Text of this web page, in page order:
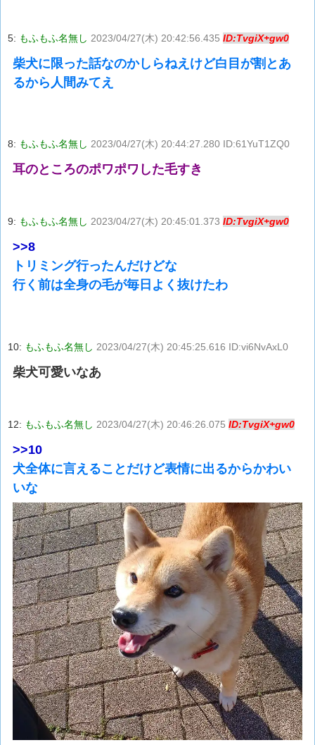
5: もふもふ名無し 2023/04/27(木) 20:42:56.435 ID:TvgiX+gw0
柴犬に限った話なのかしらねえけど白目が割とあ
るから人間みてえ
8: もふもふ名無し 2023/04/27(木) 20:44:27.280 ID:61YuT1ZQ0
耳のところのポワポワした毛すき
9: もふもふ名無し 2023/04/27(木) 20:45:01.373 ID:TvgiX+gw0
>>8
トリミング行ったんだけどな
行く前は全身の毛が毎日よく抜けたわ
10: もふもふ名無し 2023/04/27(木) 20:45:25.616 ID:vi6NvAxL0
柴犬可愛いなあ
12: もふもふ名無し 2023/04/27(木) 20:46:26.075 ID:TvgiX+gw0
>>10
犬全体に言えることだけど表情に出るからかわい
いな